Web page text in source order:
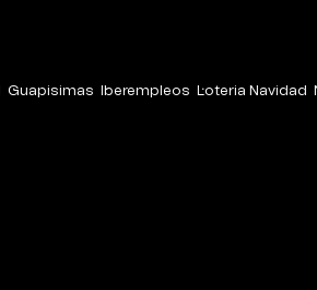
Guapisimas Iberempleos Loteria Navidad